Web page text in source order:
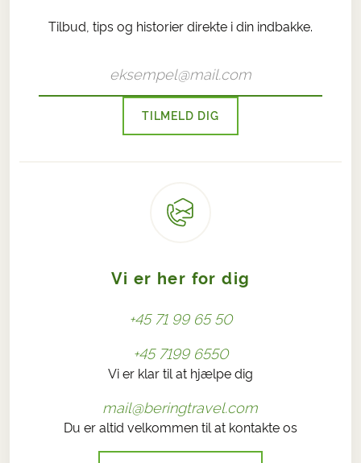
Tilbud, tips og historier direkte i din indbakke.
TILMELD DIG
Vi er her for dig
+45 71 99 65 50
+45 7199 6550
Vi er klar til at hjælpe dig
mail@beringtravel.com
Du er altid velkommen til at kontakte os